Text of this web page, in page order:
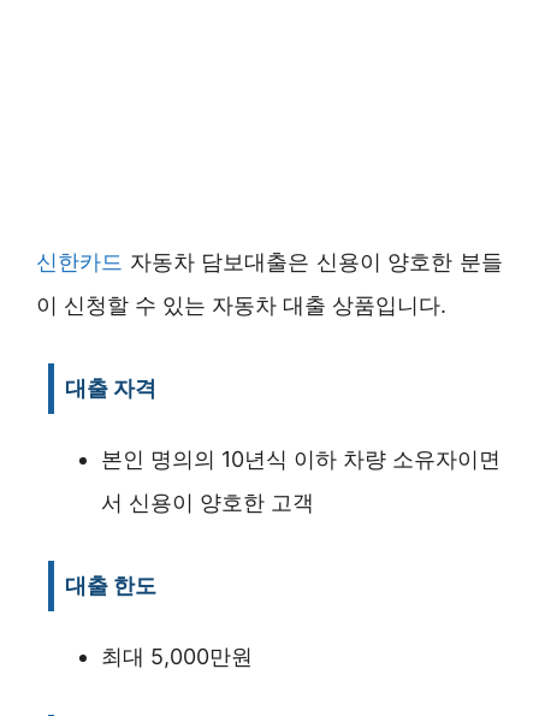
신한카드 자동차 담보대출은 신용이 양호한 분들
이 신청할 수 있는 자동차 대출 상품입니다.
대출 자격
본인 명의의 10년식 이하 차량 소유자이면
서 신용이 양호한 고객
대출 한도
최대 5,000만원